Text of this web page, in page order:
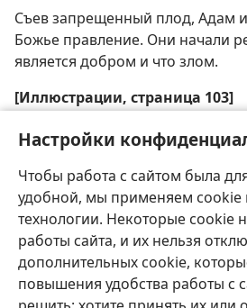
Настройки
Чтобы работа с сайтом была
удобной, мы применяем cookie
технологии. Некоторые cookie
работы сайта, и их нельзя
дополнительных cookie,
повышения удобства работы с
Съев запрещенный плод, Адам
Божье правление. Они начали
является добром и что злом.
[Иллюстрации, страница 103]
Точно так же, как человек был
потребностью есть и пить, он
потребностью получать
Русский Поделиться